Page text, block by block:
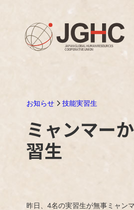
お知らせ 技能実習生
ミャンマー
習生
昨日、4名の実習生が無事ミャン